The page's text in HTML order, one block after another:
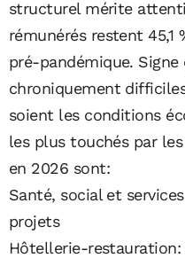
structurel mérite
rémunérés restent 45,1
pré-pandémique.
chroniquement
soient les conditions
les plus touchés par
en 2026 sont:
Santé, social et
projets
Hôtellerie-restauration: